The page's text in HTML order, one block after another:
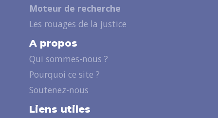
Moteur de recherche
Les rouages de la justice
A propos
Qui sommes-nous ?
Pourquoi ce site ?
Soutenez-nous
Liens utiles